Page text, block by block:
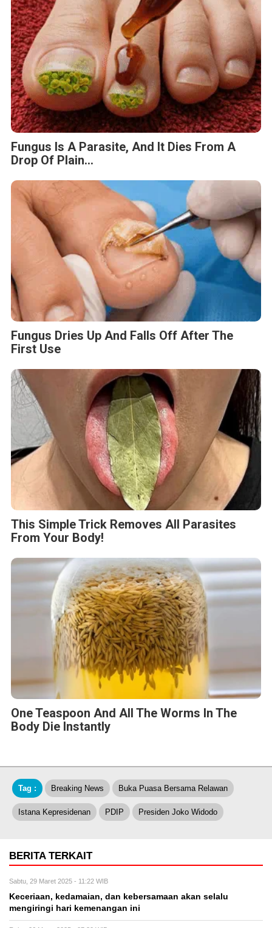
Fungus Is A Parasite, And It Dies From A
Drop Of Plain...
Fungus Dries Up And Falls Off After The
First Use
This Simple Trick Removes All Parasites
From Your Body!
One Teaspoon And All The Worms In The
Body Die Instantly
Tag : Breaking News Buka Puasa Bersama Relawan
Istana Kepresidenan PDIP Presiden Joko Widodo
BERITA TERKAIT
Sabtu, 29 Maret 2025 - 11:22 WIB
Keceriaan, kedamaian, dan kebersamaan akan selalu
mengiringi hari kemenangan ini